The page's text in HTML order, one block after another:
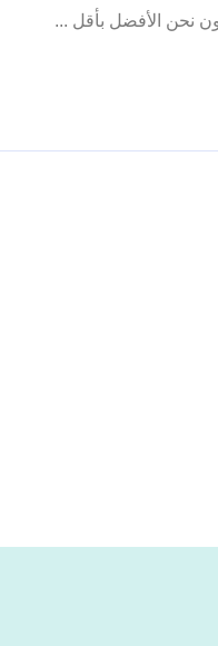
نحن الأفضل بأقل ...